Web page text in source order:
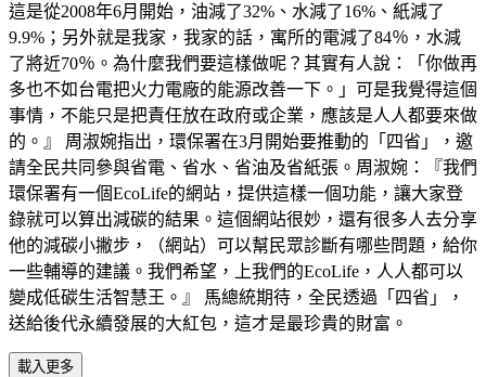
這是從2008年6月開始，油減了32%、水減了16%、紙減了
9.9%；另外就是我家，我家的話，寓所的電減了84％，水減
了將近70％。為什麼我們要這樣做呢？其實有人說：「你做再
多也不如台電把火力電廠的能源改善一下。」可是我覺得這個
事情，不能只是把責任放在政府或企業，應該是人人都要來做
的。』 周淑婉指出，環保署在3月開始要推動的「四省」，邀
請全民共同參與省電、省水、省油及省紙張。周淑婉：『我們
環保署有一個EcoLife的網站，提供這樣一個功能，讓大家登
錄就可以算出減碳的結果。這個網站很妙，還有很多人去分享
他的減碳小撇步，（網站）可以幫民眾診斷有哪些問題，給你
一些輔導的建議。我們希望，上我們的EcoLife，人人都可以
變成低碳生活智慧王。』 馬總統期待，全民透過「四省」，
送給後代永續發展的大紅包，這才是最珍貴的財富。
載入更多